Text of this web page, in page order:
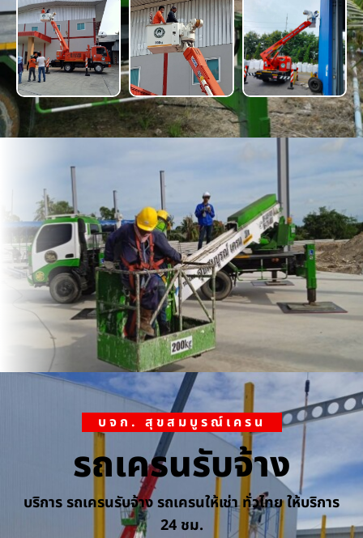
บจก. สุขสมบูรณ์เครน
รถเครนรับจ้าง
บริการ รถเครนรับจ้าง รถเครนให้เช่า ทั่วไทย ให้บริการ
24 ชม.